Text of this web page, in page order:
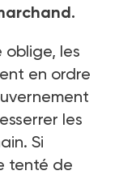
les
en ordre
les
Si
tenté de